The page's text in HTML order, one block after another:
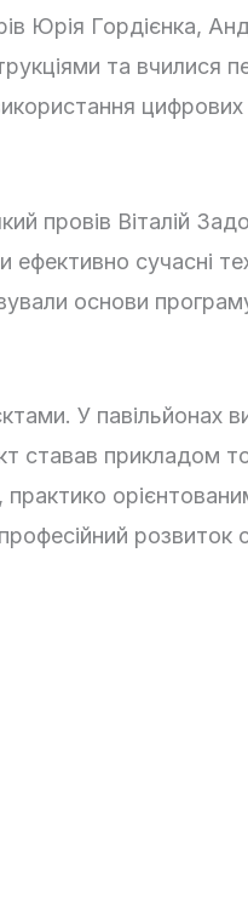
Юрія Гордієнка,
та вчилися
цифрових
провів Віталій
сучасні
основи
У павільйонах
ставав прикладом
розвиток